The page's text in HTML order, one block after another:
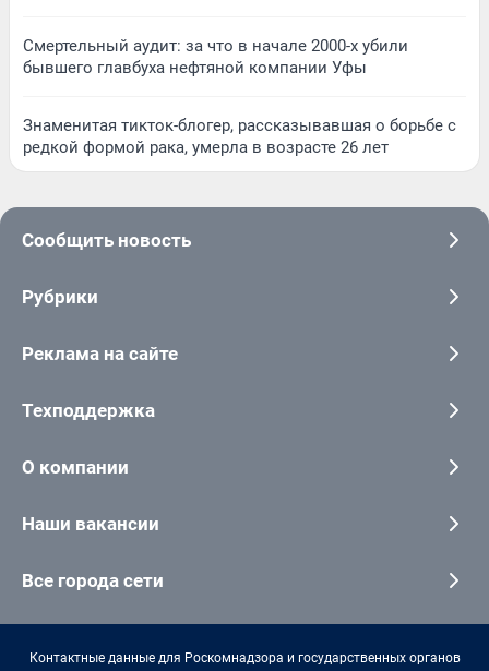
Смертельный аудит: за что в начале 2000-х убили
бывшего главбуха нефтяной компании Уфы
Знаменитая тикток-блогер, рассказывавшая о борьбе с
редкой формой рака, умерла в возрасте 26 лет
Сообщить новость
Рубрики
Реклама на сайте
Техподдержка
О компании
Наши вакансии
Все города сети
Контактные данные для Роскомнадзора и государственных органов